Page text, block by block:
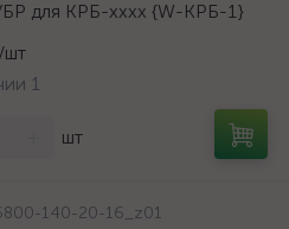
для КРБ-хххх {W-КРБ-1}
/шт
1
шт
140-20-16_z01